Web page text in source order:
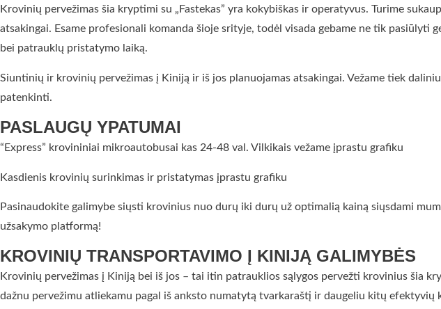
Krovinių pervežimas šia kryptimi su „Fastekas” yra kokybiškas ir operatyvus. Turime
atsakingai. Esame profesionali komanda šioje srityje, todėl visada gebame ne tik
bei patrauklų pristatymo laiką.
Siuntinių ir krovinių pervežimas į Kiniją ir iš jos planuojamas atsakingai. Vežame tiek
patenkinti.
PASLAUGŲ YPATUMAI
“Express” krovininiai mikroautobusai kas 24-48 val. Vilkikais vežame įprastu grafiku
Kasdienis krovinių surinkimas ir pristatymas įprastu grafiku
Pasinaudokite galimybe siųsti krovinius nuo durų iki durų už optimalią kainą siųsdami
užsakymo platformą!
KROVINIŲ TRANSPORTAVIMO Į KINIJĄ GALIMYBĖS
Krovinių pervežimas į Kiniją bei iš jos – tai itin patrauklios sąlygos pervežti krovinius šia
dažnu pervežimu atliekamu pagal iš anksto numatytą tvarkaraštį ir daugeliu kitų